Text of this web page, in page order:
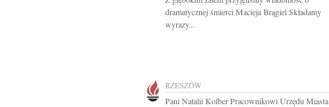
dramatycznej śmierci Macieja Brągiel Składamy
wyrazy...
RZESZÓW
Pani Natalii Kolber Pracownikowi Urzędu Miasta